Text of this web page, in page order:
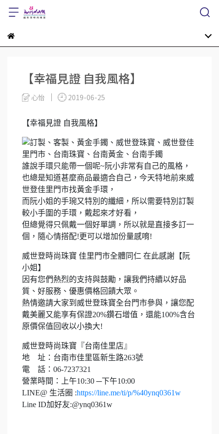
【幸福見證 自我風格】
心怡 2019-06-25
【幸福見證 自我風格】
誰說手環只能帶一個呢~阮小非常有自己的風格，
也總是知道甚麼商品最適合自己，今天特地前來威
世登佳里門市找黃金手環，
而阮小姐的手琬又特別的纖細，所以需要特別訂製
較小手圍的手環，戴起來才好看，
但總覺得只佩戴一個好單調，所以就是直接多訂一
個，隨心情搭配!更可以增加份量感唷!
威世登時尚珠寶 佳里門市全體同仁 在此感謝【阮
小姐】
因有您們熱烈的支持與鼓勵，讓我們持續以好品
質、好服務、優惠價格回饋大眾。
熱情邀請大家到威世登珠寶全台門市參與，讓您配
戴美麗又能享有保證20%鑽石增值，還能100%含台
原價保值回收以小換大!
威世登時尚珠寶『台南佳里店』
地 址：台南市佳里區新生路263號
電 話：06-7237321
營業時間：上午10:30 ─下午10:00
LINE@ 生活圈 :https://line.me/ti/p/%40ynq0361w
Line ID加好友:@ynq0361w